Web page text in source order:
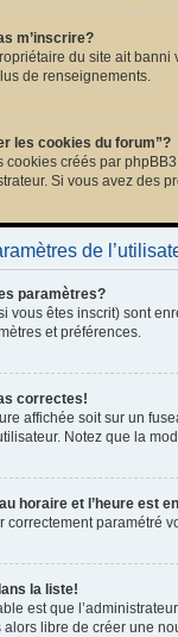
m’inscrire?
du site ait
de renseignements.
les cookies du forum”?
cookies créés par
Si vous avez des
de
paramètres?
vous êtes inscrit) sont
et préférences.
correctes!
affichée soit sur un
Notez que la
horaire et l’heure est
correctement paramétré
la liste!
est que
alors libre de créer une